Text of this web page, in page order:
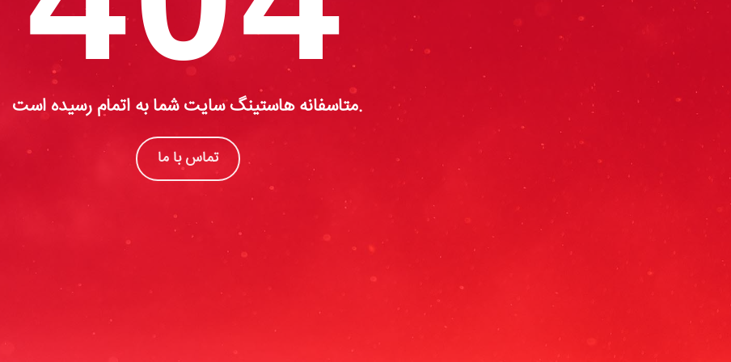
متاسفانه هاستینگ سایت شما به اتمام رسیده است.
تماس با ما